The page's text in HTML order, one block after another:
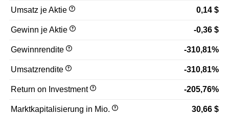
Umsatz je Aktie 0,14 $
Gewinn je Aktie -0,36 $
Gewinnrendite -310,81%
Umsatzrendite -310,81%
Return on Investment -205,76%
Marktkapitalisierung in Mio. 30,66 $